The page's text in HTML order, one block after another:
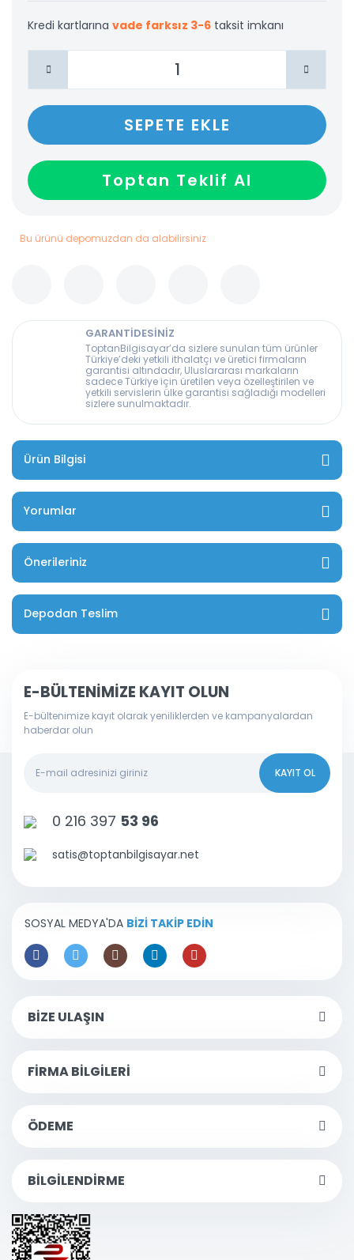
Kredi kartlarına vade farksız 3-6 taksit imkanı
SEPETE EKLE
Toptan Teklif Al
Bu ürünü depomuzdan da alabilirsiniz
GARANTİDESİNİZ
ToptanBilgisayar’da sizlere sunulan tüm ürünler
Türkiye’deki yetkili ithalatçı ve üretici firmaların
garantisi altındadır, Uluslararası markaların
sadece Türkiye için üretilen veya özelleştirilen ve
yetkili servislerin ülke garantisi sağladığı modelleri
sizlere sunulmaktadır.
Ürün Bilgisi
Yorumlar
Önerileriniz
Depodan Teslim
E-BÜLTENİMİZE KAYIT OLUN
E-bültenimize kayıt olarak yeniliklerden ve kampanyalardan
haberdar olun
KAYIT OL
0 216 397 53 96
satis@toptanbilgisayar.net
SOSYAL MEDYA'DA BİZİ TAKİP EDİN
BİZE ULAŞIN
FİRMA BİLGİLERİ
ÖDEME
BİLGİLENDİRME